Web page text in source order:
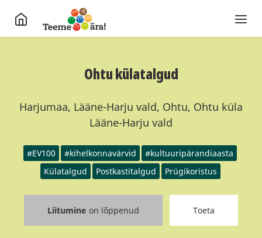
Ohtu külatalgud
Harjumaa, Lääne-Harju vald, Ohtu, Ohtu küla
Lääne-Harju vald
#EV100 #kihelkonnavärvid
#kultuuripärandiaasta
Külatalgud
Postkastitalgud Prügikoristus
Liitumine on lõppenud Toeta